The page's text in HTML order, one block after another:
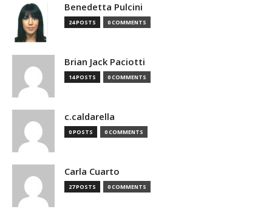
Benedetta Pulcini
24 POSTS 0 COMMENTS
Brian Jack Paciotti
14 POSTS 0 COMMENTS
c.caldarella
0 POSTS 0 COMMENTS
Carla Cuarto
27 POSTS 0 COMMENTS